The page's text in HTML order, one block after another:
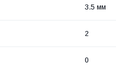
3.5 мм
2
0